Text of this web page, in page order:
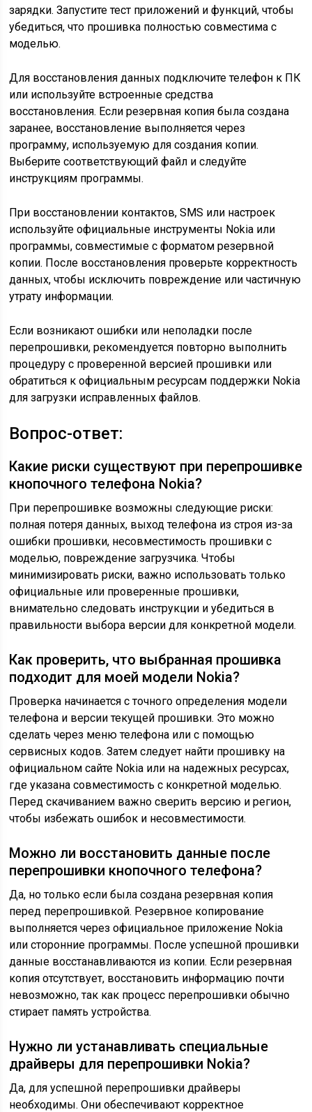
зарядки. Запустите тест приложений и функций, чтобы
убедиться, что прошивка полностью совместима с
моделью.
Для восстановления данных подключите телефон к ПК
или используйте встроенные средства
восстановления. Если резервная копия была создана
заранее, восстановление выполняется через
программу, используемую для создания копии.
Выберите соответствующий файл и следуйте
инструкциям программы.
При восстановлении контактов, SMS или настроек
используйте официальные инструменты Nokia или
программы, совместимые с форматом резервной
копии. После восстановления проверьте корректность
данных, чтобы исключить повреждение или частичную
утрату информации.
Если возникают ошибки или неполадки после
перепрошивки, рекомендуется повторно выполнить
процедуру с проверенной версией прошивки или
обратиться к официальным ресурсам поддержки Nokia
для загрузки исправленных файлов.
Вопрос-ответ:
Какие риски существуют при перепрошивке
кнопочного телефона Nokia?
При перепрошивке возможны следующие риски:
полная потеря данных, выход телефона из строя из-за
ошибки прошивки, несовместимость прошивки с
моделью, повреждение загрузчика. Чтобы
минимизировать риски, важно использовать только
официальные или проверенные прошивки,
внимательно следовать инструкции и убедиться в
правильности выбора версии для конкретной модели.
Как проверить, что выбранная прошивка
подходит для моей модели Nokia?
Проверка начинается с точного определения модели
телефона и версии текущей прошивки. Это можно
сделать через меню телефона или с помощью
сервисных кодов. Затем следует найти прошивку на
официальном сайте Nokia или на надежных ресурсах,
где указана совместимость с конкретной моделью.
Перед скачиванием важно сверить версию и регион,
чтобы избежать ошибок и несовместимости.
Можно ли восстановить данные после
перепрошивки кнопочного телефона?
Да, но только если была создана резервная копия
перед перепрошивкой. Резервное копирование
выполняется через официальное приложение Nokia
или сторонние программы. После успешной прошивки
данные восстанавливаются из копии. Если резервная
копия отсутствует, восстановить информацию почти
невозможно, так как процесс перепрошивки обычно
стирает память устройства.
Нужно ли устанавливать специальные
драйверы для перепрошивки Nokia?
Да, для успешной перепрошивки драйверы
необходимы. Они обеспечивают корректное